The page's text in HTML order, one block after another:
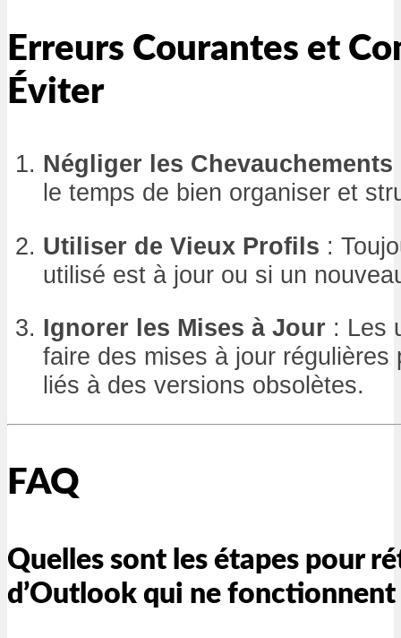
Erreurs Courantes et
Éviter
Négliger les Chevauchements
le temps de bien organiser et
Utiliser de Vieux Profils :
utilisé est à jour ou si un
Ignorer les Mises à Jour : Les
faire des mises à jour régulières
liés à des versions obsolètes.
FAQ
Quelles sont les étapes pour
d’Outlook qui ne fonctionnent